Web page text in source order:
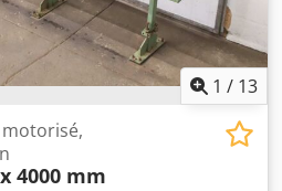
1 / 13
4000 mm